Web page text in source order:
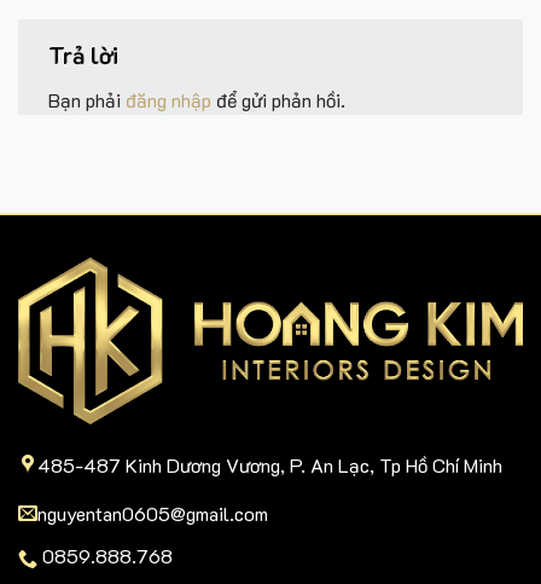
Trả lời
Bạn phải đăng nhập để gửi phản hồi.
485-487 Kinh Dương Vương, P. An Lạc, Tp Hồ Chí Minh
nguyentan0605@gmail.com
0859.888.768